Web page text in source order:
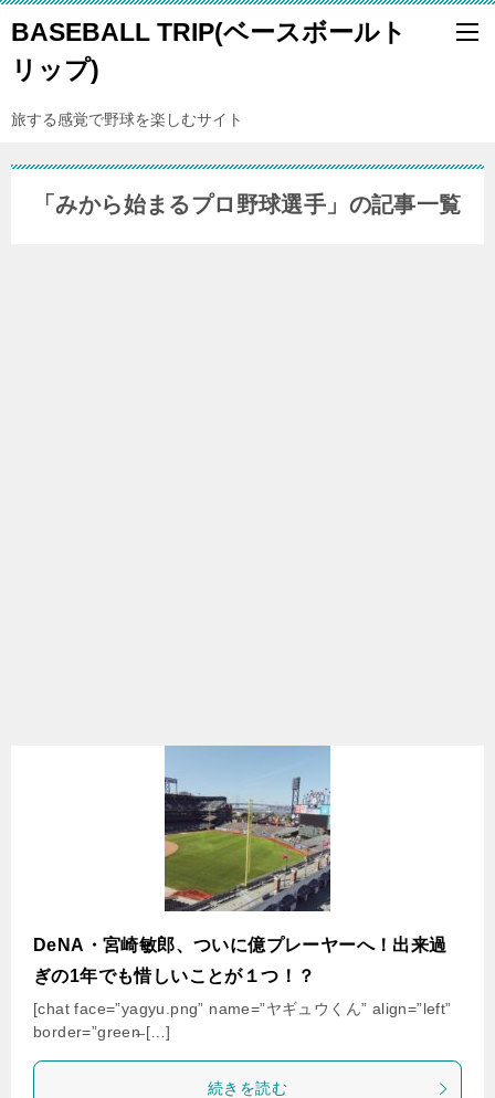
BASEBALL TRIP(ベースボールト
リップ)
旅する感覚で野球を楽しむサイト
「みから始まるプロ野球選手」の記事一覧
DeNA・宮崎敏郎、ついに億プレーヤーへ！出来過
ぎの1年でも惜しいことが１つ！？
[chat face=”yagyu.png” name=”ヤギュウくん” align=”left”
border=”green̶ […]
続きを読む